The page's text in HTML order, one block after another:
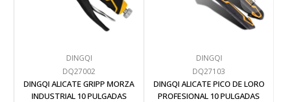
DINGQI
DQ27002
DINGQI ALICATE GRIPP MORZA
INDUSTRIAL 10 PULGADAS
DINGQI
DQ27103
DINGQI ALICATE PICO DE LORO
PROFESIONAL 10 PULGADAS